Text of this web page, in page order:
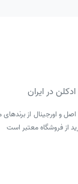
در ایران
و اورجینال از برندهای
از فروشگاه معتبر است